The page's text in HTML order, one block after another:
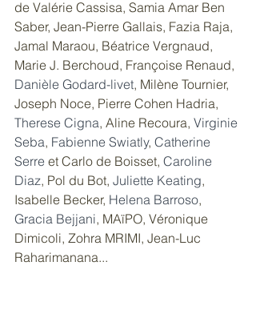
de Valérie Cassisa, Samia Amar Ben
Saber, Jean-Pierre Gallais, Fazia Raja,
Jamal Maraou, Béatrice Vergnaud,
Marie J. Berchoud, Françoise Renaud,
Danièle Godard-livet, Milène Tournier,
Joseph Noce, Pierre Cohen Hadria,
Therese Cigna, Aline Recoura, Virginie
Seba, Fabienne Swiatly, Catherine
Serre et Carlo de Boisset, Caroline
Diaz, Pol du Bot, Juliette Keating,
Isabelle Becker, Helena Barroso,
Gracia Bejjani, MAïPO, Véronique
Dimicoli, Zohra MRIMI, Jean-Luc
Raharimanana...